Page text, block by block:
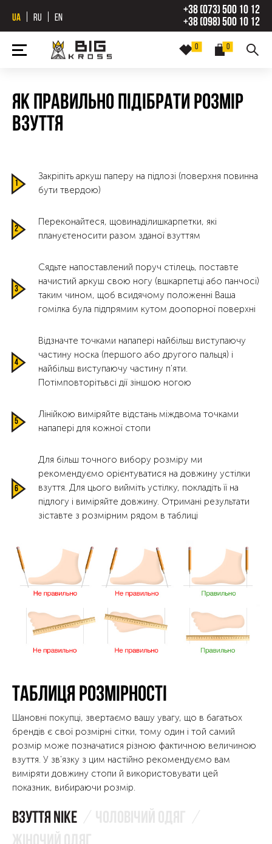
UA RU EN
+38 (073) 500 10 12
+38 (098) 500 10 12
0
0
Як правильно підібрати розмір
взуття
Закріпіть аркуш паперу на підлозі (поверхня повинна
бути твердою)
Переконайтеся, щовинаділишкарпетки, які
плануєтеносити разом зданої взуттям
Сядьте напоставлений поруч стілець, поставте
начистий аркуш свою ногу (вшкарпетці або панчосі)
таким чином, щоб всидячому положенні Ваша
гомілка була підпрямим кутом доопорної поверхні
Відзначте точками напапері найбільш виступаючу
частину носка (першого або другого пальця) і
найбільш виступаючу частину п'яти.
Потімповторітьвсі дії зіншою ногою
Лінійкою виміряйте відстань міждвома точками
напапері для кожної стопи
Для більш точного вибору розміру ми
рекомендуємо орієнтуватися на довжину устілки
взуття. Для цього вийміть устілку, покладіть її на
підлогу і виміряйте довжину. Отримані результати
зіставте з розмірним рядом в таблиці
Таблиця розмірності
Шановні покупці, звертаємо вашу увагу, що в багатьох
брендів є свої розмірні сітки, тому один і той самий
розмір може позначатися різною фактичною величиною
взуття. У зв'язку з цим настійно рекомендуємо вам
виміряти довжину стопи й використовувати цей
показник, вибираючи розмір.
Взуття NIKE
Чоловічий одяг